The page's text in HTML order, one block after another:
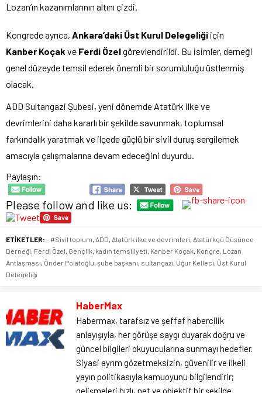
Lozan’ın kazanımlarının altını çizdi.
Kongrede ayrıca, Ankara’daki Üst Kurul Delegeliği için
Kanber Koçak ve Ferdi Özelgörevlendirildi. Bu isimler, derneği
genel düzeyde temsil ederek önemli bir sorumluluğu üstlenmiş
olacak.
ADD Sultangazi Şubesi, yeni dönemde Atatürk ilke ve
devrimlerini daha kararlı bir şekilde savunmak, toplumsal
farkındalık yaratmak ve ilçede güçlü bir sivil duruş sergilemek
amacıyla çalışmalarına devam edeceğini duyurdu.
Paylaşın:
Please follow and like us:
ETİKETLER: - #Sivil toplum, ADD, Atatürk ilke ve devrimleri, Atatürkçü Düşünce
Derneği, Ferdi Özel, Gençlik, kadın temsiliyeti, Kanber Koçak, Kongre, Lozan
Antlaşması, Önder Polatoğlu, şube başkanı, sultangazi, Uğur Kelleci, Üst Kurul
Delegeliği
HaberMax
Habermax, tarafsız ve şeffaf habercilik
anlayışıyla, her görüşe saygı duyarak doğru ve
güncel bilgileri okuyucularına sunmayı hedefler.
Siyasi ayrım gözetmeksizin, güvenilir ve ilkeli
yayın politikasıyla kamuoyunu bilgilendirir;
gelişmeleri hızlı, net ve objektif bir şekilde